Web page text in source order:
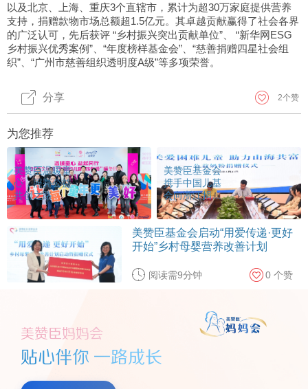
以及北京、上海、重庆3个直辖市，累计为超30万家庭提供营养
支持，捐赠款物市场总额超1.5亿元。其卓越贡献赢得了社会各界
的广泛认可，先后获评 “乡村振兴突出贡献单位”、 “新华网ESG
乡村振兴优秀案例”、“年度榜样基金会”、“慈善捐赠四星社会组
织”、“广州市慈善组织透明度A级”等多项荣誉。
分享 2个赞
为您推荐
美赞臣温暖童
心，照亮公益
共创之路
美赞臣基金会
携手中国儿基
会向浙江捐赠
100万元营养
品
美赞臣基金会启动“用爱传递·更好
开始”乡村母婴营养改善计划
阅读需9分钟 0个赞
美赞臣妈妈会
贴心伴你 一路成长